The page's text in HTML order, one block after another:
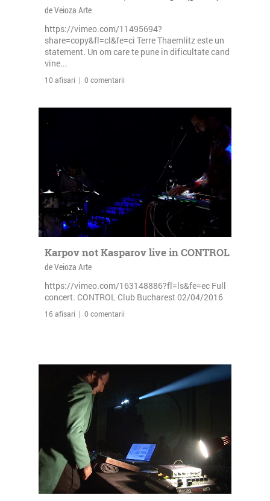
de Veioza Arte
https://vimeo.com/11495694?
share=copy&fl=cl&fe=ci Terre Thaemlitz este un
statement. Un om care te pune in dificultate cand
vine...
10 afisari | 0 comentarii
Karpov not Kasparov live in CONTROL
de Veioza Arte
https://vimeo.com/163148886?fl=ls&fe=ec Full
concert. CONTROL Club Bucharest 02/04/2016
16 afisari | 0 comentarii